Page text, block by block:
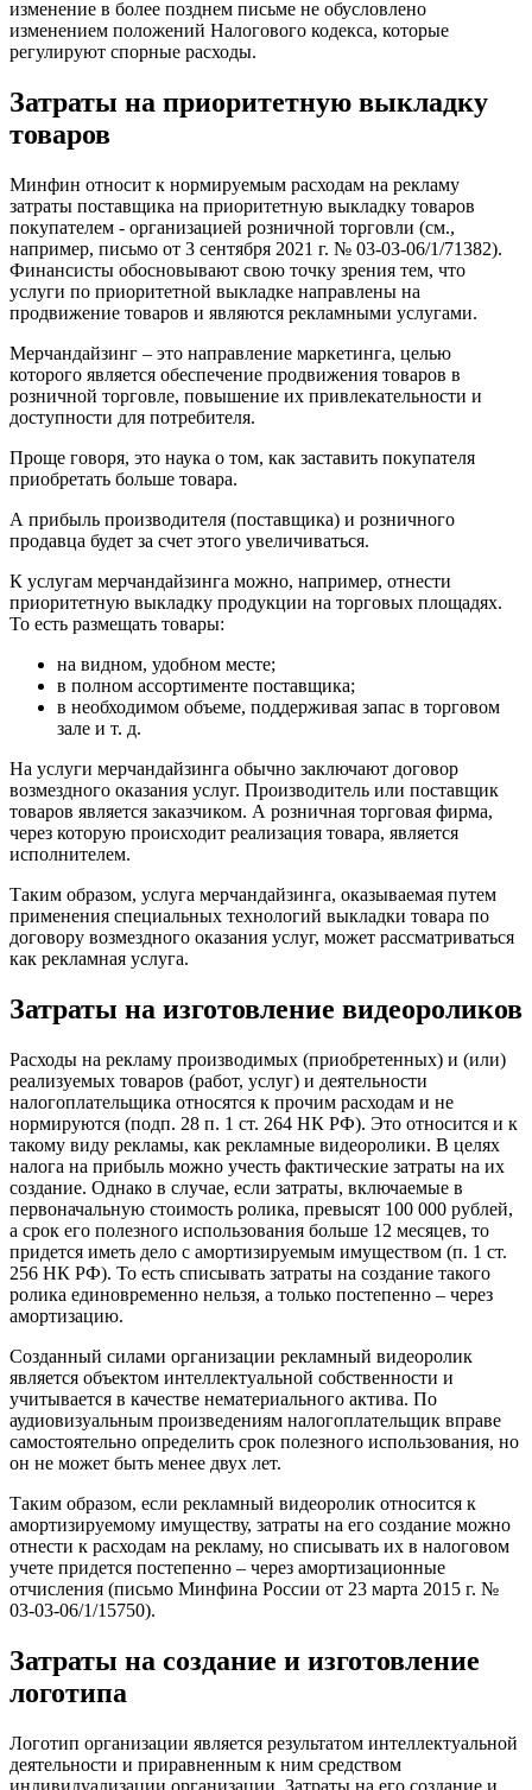
изменение в более позднем письме не обусловлено
изменением положений Налогового кодекса, которые
регулируют спорные расходы.
Затраты на приоритетную выкладку
товаров
Минфин относит к нормируемым расходам на рекламу
затраты поставщика на приоритетную выкладку товаров
покупателем - организацией розничной торговли (см.,
например, письмо от 3 сентября 2021 г. № 03-03-06/1/71382).
Финансисты обосновывают свою точку зрения тем, что
услуги по приоритетной выкладке направлены на
продвижение товаров и являются рекламными услугами.
Мерчандайзинг – это направление маркетинга, целью
которого является обеспечение продвижения товаров в
розничной торговле, повышение их привлекательности и
доступности для потребителя.
Проще говоря, это наука о том, как заставить покупателя
приобретать больше товара.
А прибыль производителя (поставщика) и розничного
продавца будет за счет этого увеличиваться.
К услугам мерчандайзинга можно, например, отнести
приоритетную выкладку продукции на торговых площадях.
То есть размещать товары:
на видном, удобном месте;
в полном ассортименте поставщика;
в необходимом объеме, поддерживая запас в торговом
зале и т. д.
На услуги мерчандайзинга обычно заключают договор
возмездного оказания услуг. Производитель или поставщик
товаров является заказчиком. А розничная торговая фирма,
через которую происходит реализация товара, является
исполнителем.
Таким образом, услуга мерчандайзинга, оказываемая путем
применения специальных технологий выкладки товара по
договору возмездного оказания услуг, может рассматриваться
как рекламная услуга.
Затраты на изготовление видеороликов
Расходы на рекламу производимых (приобретенных) и (или)
реализуемых товаров (работ, услуг) и деятельности
налогоплательщика относятся к прочим расходам и не
нормируются (подп. 28 п. 1 ст. 264 НК РФ). Это относится и к
такому виду рекламы, как рекламные видеоролики. В целях
налога на прибыль можно учесть фактические затраты на их
создание. Однако в случае, если затраты, включаемые в
первоначальную стоимость ролика, превысят 100 000 рублей,
а срок его полезного использования больше 12 месяцев, то
придется иметь дело с амортизируемым имуществом (п. 1 ст.
256 НК РФ). То есть списывать затраты на создание такого
ролика единовременно нельзя, а только постепенно – через
амортизацию.
Созданный силами организации рекламный видеоролик
является объектом интеллектуальной собственности и
учитывается в качестве нематериального актива. По
аудиовизуальным произведениям налогоплательщик вправе
самостоятельно определить срок полезного использования, но
он не может быть менее двух лет.
Таким образом, если рекламный видеоролик относится к
амортизируемому имуществу, затраты на его создание можно
отнести к расходам на рекламу, но списывать их в налоговом
учете придется постепенно – через амортизационные
отчисления (письмо Минфина России от 23 марта 2015 г. №
03-03-06/1/15750).
Затраты на создание и изготовление
логотипа
Логотип организации является результатом интеллектуальной
деятельности и приравненным к ним средством
индивидуализации организации. Затраты на его создание и